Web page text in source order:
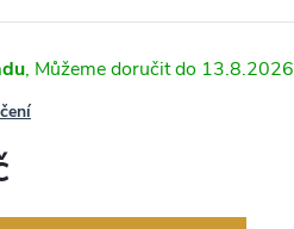
13.8.2026